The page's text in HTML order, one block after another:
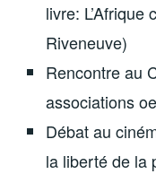
livre:
Riveneuve)
Rencontre au
associations
Débat au
la liberté de la